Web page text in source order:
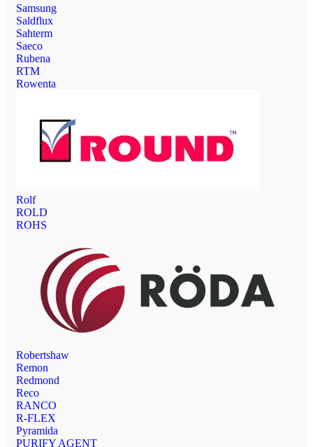
Samsung
Saldflux
Sahterm
Saeco
Rubena
RTM
Rowenta
Rolf
ROLD
ROHS
Robertshaw
Remon
Redmond
Reco
RANCO
R-FLEX
Pyramida
PURIFY AGENT